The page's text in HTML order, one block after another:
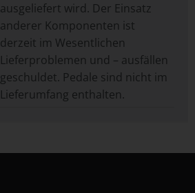
ausgeliefert wird. Der Einsatz
anderer Komponenten ist
derzeit im Wesentlichen
Lieferproblemen und – ausfällen
geschuldet. Pedale sind nicht im
Lieferumfang enthalten.